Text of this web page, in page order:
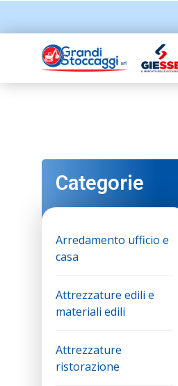
Categorie
Arredamento ufficio e
casa
Attrezzature edili e
materiali edili
Attrezzature
ristorazione